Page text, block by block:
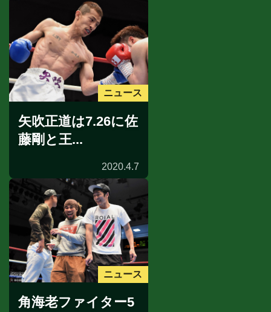
ニュース
矢吹正道は7.26に佐
藤剛と王...
2020.4.7
ニュース
角海老ファイター5